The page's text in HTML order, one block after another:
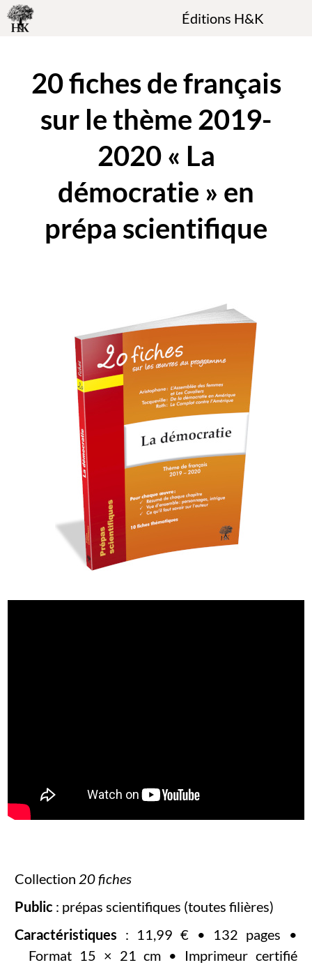
Éditions H&K
20 fiches de français
sur le thème 2019-
2020 « La
démocratie » en
prépa scientifique
Collection 20 fiches
Public : prépas scientifiques (toutes filières)
Caractéristiques : 11,99 € • 132 pages •
Format 15 × 21 cm • Imprimeur certifié